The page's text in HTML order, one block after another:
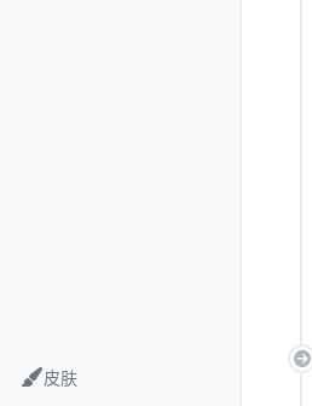
皮肤